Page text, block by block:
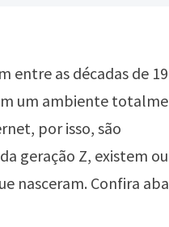
entre as décadas de
um ambiente
por isso, são
geração Z, existem
nasceram. Confira